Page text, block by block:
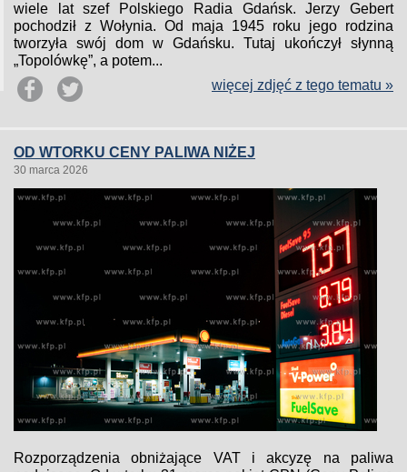
wiele lat szef Polskiego Radia Gdańsk. Jerzy Gebert
pochodził z Wołynia. Od maja 1945 roku jego rodzina
tworzyła swój dom w Gdańsku. Tutaj ukończył słynną
„Topolówkę”, a potem...
więcej zdjęć z tego tematu »
OD WTORKU CENY PALIWA NIŻEJ
30 marca 2026
Rozporządzenia obniżające VAT i akcyzę na paliwa